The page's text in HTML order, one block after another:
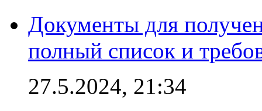
Документы для
полный список и
27.5.2024, 21:34